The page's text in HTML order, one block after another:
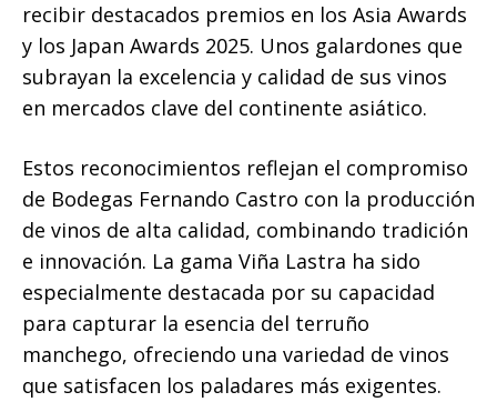
recibir destacados premios en los Asia Awards
y los Japan Awards 2025. Unos galardones que
subrayan la excelencia y calidad de sus vinos
en mercados clave del continente asiático.
Estos reconocimientos reflejan el compromiso
de Bodegas Fernando Castro con la producción
de vinos de alta calidad, combinando tradición
e innovación. La gama Viña Lastra ha sido
especialmente destacada por su capacidad
para capturar la esencia del terruño
manchego, ofreciendo una variedad de vinos
que satisfacen los paladares más exigentes.